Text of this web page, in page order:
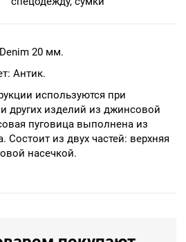
20 мм.
Антик.
используются при
других изделий из джинсовой
пуговица выполнена из
Состоит из двух частей: верхняя
насечкой.